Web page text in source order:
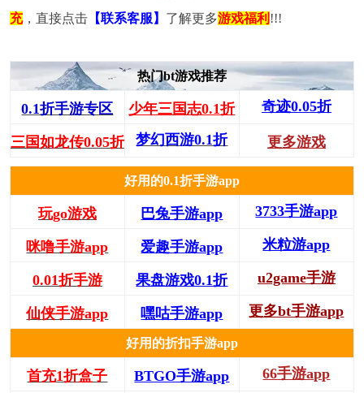
充，直接点击【联系客服】 了解更多游戏福利 !!!
热门bt游戏推荐
0.1折手游专区 少年三国志0.1折 奇迹0.05折
三国如龙传0.05折 梦幻西游0.1折 更多游戏
好用的0.1折手游app
玩go游戏 巴兔手游app 3733手游app
咪噜手游app 爱趣手游app 米粒游app
0.01折手游 果盘游戏0.1折 u2game手游
仙侠手游app 嘿咕手游app 更多bt手游app
好用的折扣手游app
首充1折盒子 BTGO手游app 66手游app